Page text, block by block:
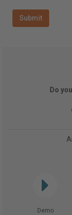
Do
Demo